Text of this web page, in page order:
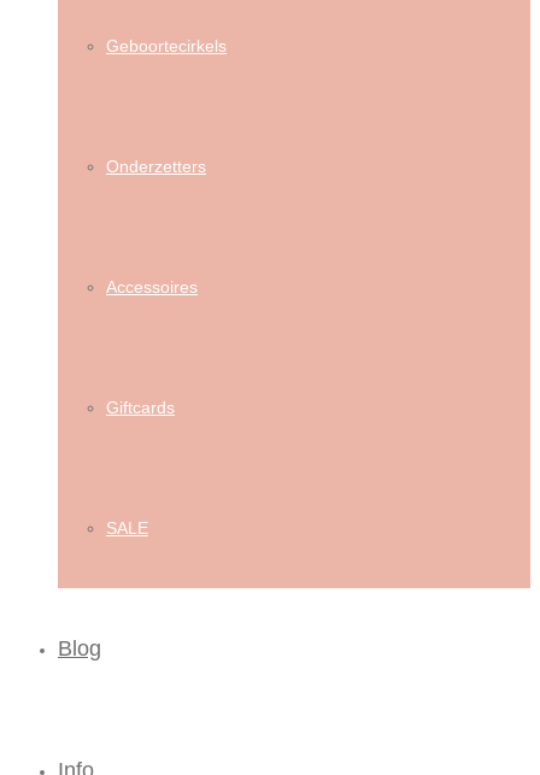
Geboortecirkels
Onderzetters
Accessoires
Giftcards
SALE
Blog
Info